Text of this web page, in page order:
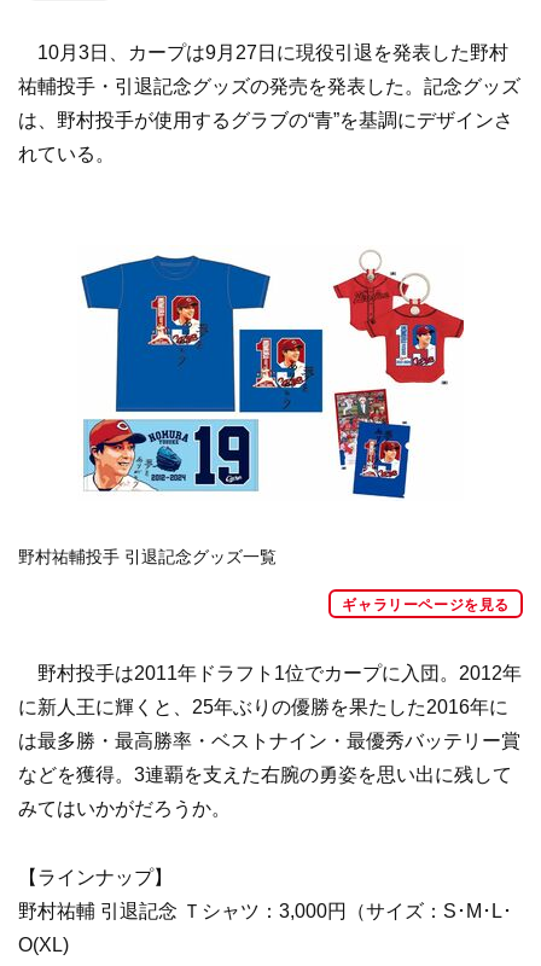
10月3日、カープは9月27日に現役引退を発表した野村
祐輔投手・引退記念グッズの発売を発表した。記念グッズ
は、野村投手が使用するグラブの“青”を基調にデザインさ
れている。
野村祐輔投手 引退記念グッズ一覧
ギャラリーページを見る
野村投手は2011年ドラフト1位でカープに入団。2012年
に新人王に輝くと、25年ぶりの優勝を果たした2016年に
は最多勝・最高勝率・ベストナイン・最優秀バッテリー賞
などを獲得。3連覇を支えた右腕の勇姿を思い出に残して
みてはいかがだろうか。
【ラインナップ】
野村祐輔 引退記念 Ｔシャツ：3,000円（サイズ：S･M･L･
O(XL)